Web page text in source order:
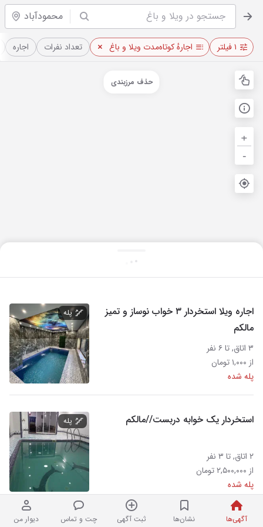
محمودآباد
آگهی‌ها نشان‌ها ثبت آگهی چت و تماس دیوار من
۱ فیلتر اجارهٔ کوتاه‌مدت ویلا و باغ تعداد نفرات اجاره
+
-
حذف مرزبندی
اجاره ویلا استخردار ۳ خواب نوساز و تمیز
مالکم
۳ اتاق, تا ۶ نفر
از ۱,۰۰۰ تومان
پله شده
پله
استخردار یک خوابه دربست//مالکم
۲ اتاق, تا ۳ نفر
از ۲,۵۰۰,۰۰۰ تومان
پله شده
پله